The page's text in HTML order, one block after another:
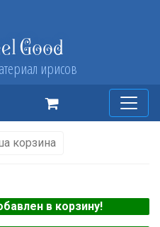
Good
ирисов
корзина
в корзину!